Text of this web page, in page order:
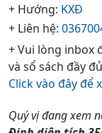
+ Hướng: KXĐ
+ Liên hệ:
+ Vui lòng inbox
và sổ sách đầy
Click vào đây để
Quý vị đang xem